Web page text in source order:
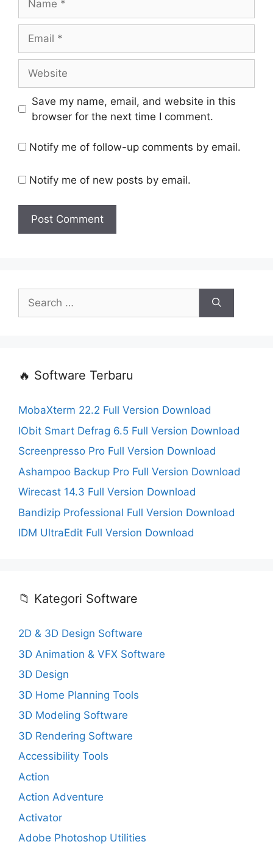
Save my name, email, and website in this
browser for the next time I comment.
Notify me of follow-up comments by email.
Notify me of new posts by email.
Search
for:
🔥 Software Terbaru
MobaXterm 22.2 Full Version Download
IObit Smart Defrag 6.5 Full Version Download
Screenpresso Pro Full Version Download
Ashampoo Backup Pro Full Version Download
Wirecast 14.3 Full Version Download
Bandizip Professional Full Version Download
IDM UltraEdit Full Version Download
📁 Kategori Software
2D & 3D Design Software
3D Animation & VFX Software
3D Design
3D Home Planning Tools
3D Modeling Software
3D Rendering Software
Accessibility Tools
Action
Action Adventure
Activator
Adobe Photoshop Utilities